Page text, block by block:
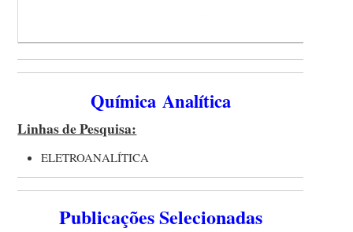
Química Analítica
Linhas de Pesquisa:
ELETROANALÍTICA
Publicações Selecionadas